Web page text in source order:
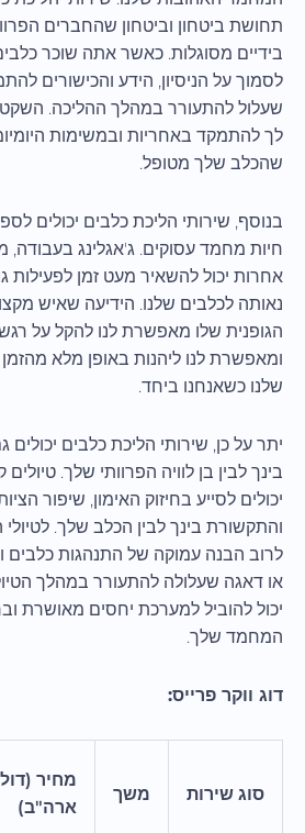
תחושת ביטחון וביטחון שהחברים
בידיים מסוגלות. כאשר אתה שוכר
לסמוך על הניסיון, הידע והכישורים
שעלול להתעורר במהלך ההליכה.
לך להתמקד באחריות ובמשימות
שהכלב שלך מטופל.
בנוסף, שירותי הליכת כלבים יכולים
חיות מחמד עסוקים. ג'אגלינג בעבודה,
אחרות יכול להשאיר מעט זמן לפעילות
נאותה לכלבים שלנו. הידיעה שאיש
הגופנית שלו מאפשרת לנו להקל על
ומאפשרת לנו ליהנות באופן מלא
שלנו כשאנחנו ביחד.
יתר על כן, שירותי הליכת כלבים
בינך לבין בן לוויה הפרוותי שלך.
יכולים לסייע בחיזוק האימון, שיפור
והתקשורת בינך לבין הכלב שלך.
לרוב הבנה עמוקה של התנהגות כלבים
או דאגה שעלולה להתעורר במהלך
יכול להוביל למערכת יחסים מאושרת
המחמד שלך.
דוג ווקר פרייס:
סוג שירות משך
מחיר
ארה"ב)